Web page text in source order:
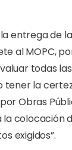
entrega de
al MOPC,
todas
tener la
Obras
colocación
exigidos”.